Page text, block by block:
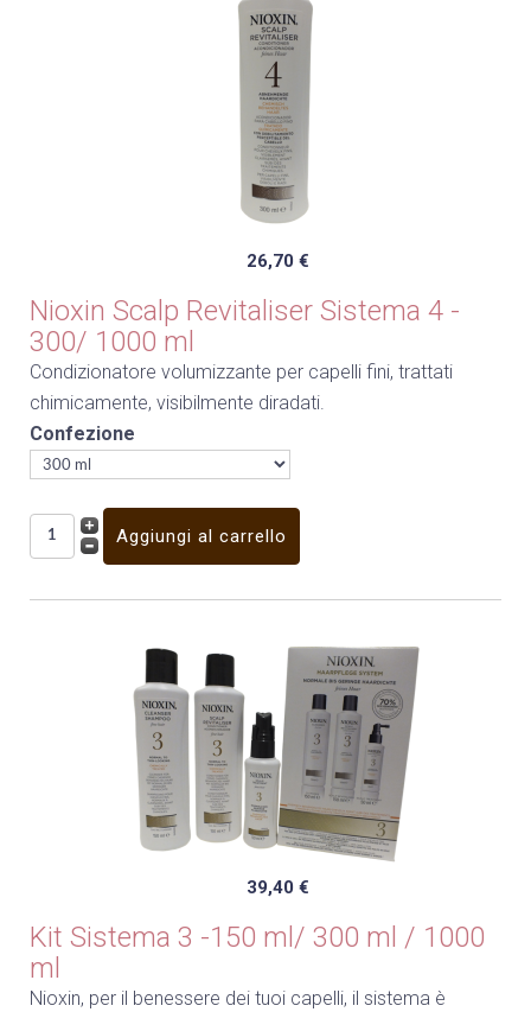
26,70 €
Nioxin Scalp Revitaliser Sistema 4 -
300/ 1000 ml
Condizionatore volumizzante per capelli fini, trattati
chimicamente, visibilmente diradati.
Confezione
39,40 €
Kit Sistema 3 -150 ml/ 300 ml / 1000
ml
Nioxin, per il benessere dei tuoi capelli, il sistema è